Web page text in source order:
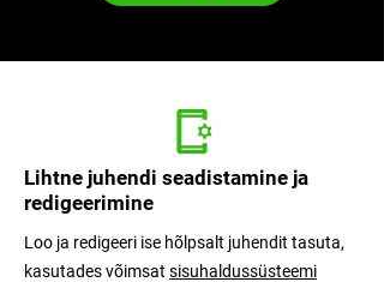
Lihtne juhendi seadistamine ja
redigeerimine
Loo ja redigeeri ise hõlpsalt juhendit tasuta,
kasutades võimsat sisuhaldussüsteemi